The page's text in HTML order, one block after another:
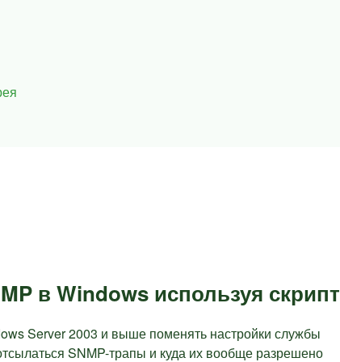
в Windows используя скрипт
Server 2003 и выше поменять настройки службы
SNMP-трапы и куда их вообще разрешено